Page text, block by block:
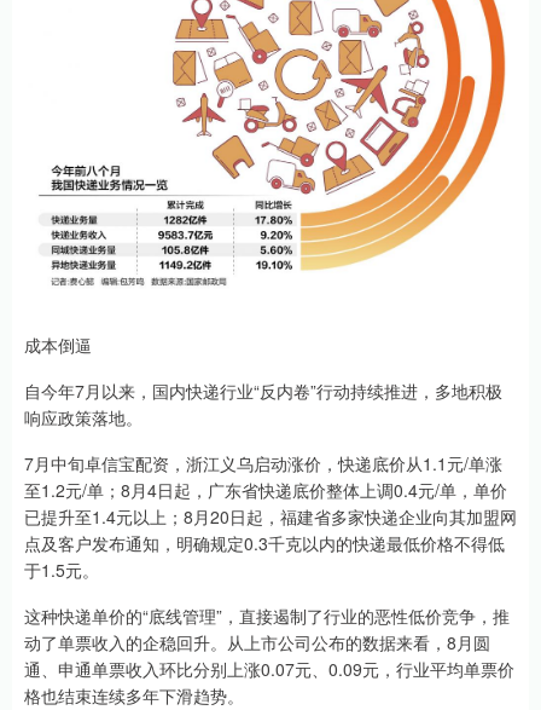
成本倒逼
自今年7月以来，国内快递行业“反内卷”行动持续推进，多地积极
响应政策落地。
7月中旬卓信宝配资，浙江义乌启动涨价，快递底价从1.1元/单涨
至1.2元/单；8月4日起，广东省快递底价整体上调0.4元/单，单价
已提升至1.4元以上；8月20日起，福建省多家快递企业向其加盟网
点及客户发布通知，明确规定0.3千克以内的快递最低价格不得低
于1.5元。
这种快递单价的“底线管理”，直接遏制了行业的恶性低价竞争，推
动了单票收入的企稳回升。从上市公司公布的数据来看，8月圆
通、申通单票收入环比分别上涨0.07元、0.09元，行业平均单票价
格也结束连续多年下滑趋势。